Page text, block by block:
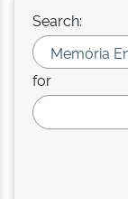
Search:
for